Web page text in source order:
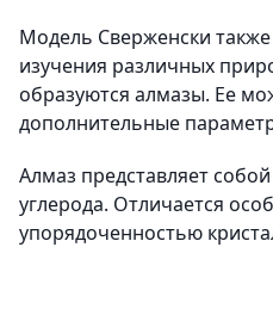
Модель Сверженски
изучения различных
образуются алмазы. Ее
дополнительные
Алмаз представляет
углерода. Отличается
упорядоченностью